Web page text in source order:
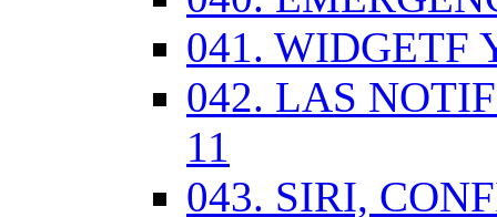
041. WIDGETF
042. LAS
11
043. SIRI,